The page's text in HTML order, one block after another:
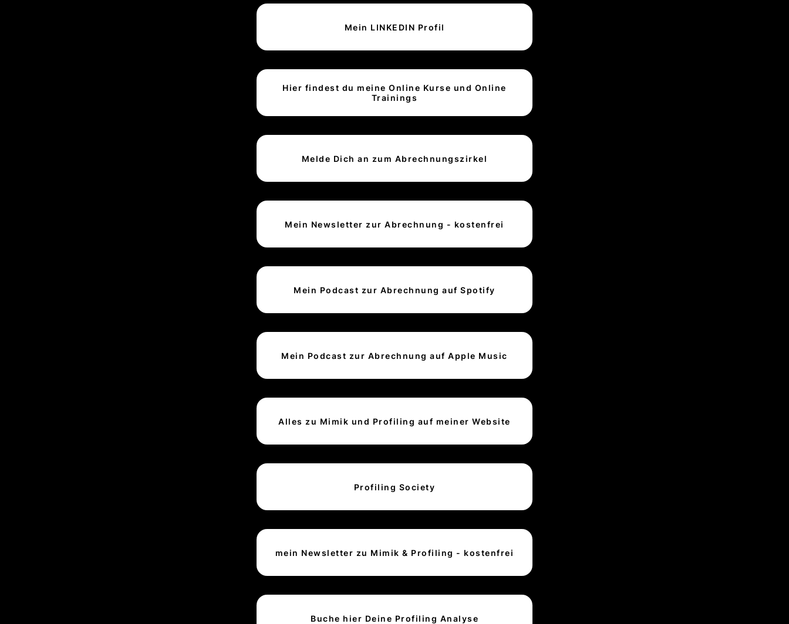
Mein LINKEDIN Profil
Hier findest du meine Online Kurse und Online
Trainings
Melde Dich an zum Abrechnungszirkel
Mein Newsletter zur Abrechnung - kostenfrei
Mein Podcast zur Abrechnung auf Spotify
Mein Podcast zur Abrechnung auf Apple Music
Alles zu Mimik und Profiling auf meiner Website
Profiling Society
mein Newsletter zu Mimik & Profiling - kostenfrei
Buche hier Deine Profiling Analyse